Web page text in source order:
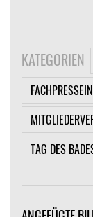
KATEGORIEN
TAG DES